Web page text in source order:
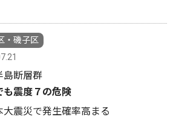
・磯子区
島断層群
も震度７の危険
大震災で発生確率高まる